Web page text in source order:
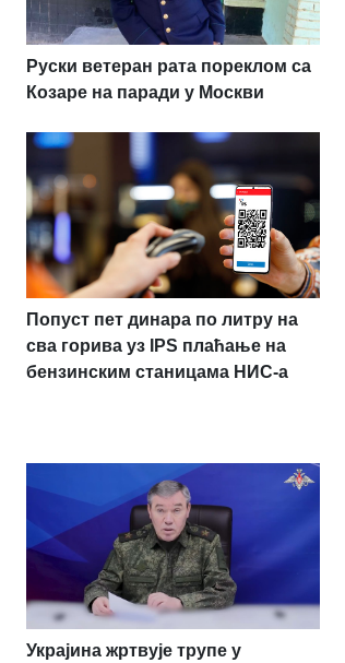
Руски ветеран рата пореклом са
Козаре на паради у Москви
Попуст пет динара по литру на
сва горива уз IPS плаћање на
бензинским станицама НИС-а
Украјина жртвује трупе у